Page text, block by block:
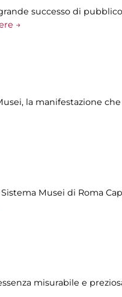
successo di
→
la manifestazione
Musei di Roma
misurabile e